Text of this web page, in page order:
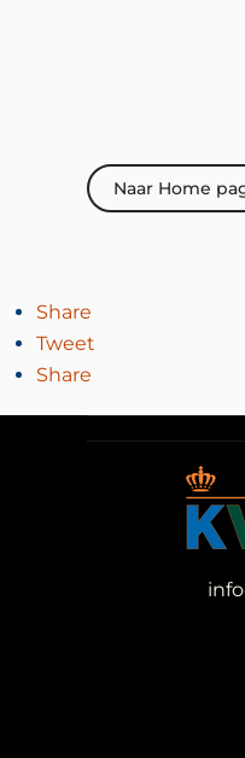
Naar Home
Share
Tweet
Share